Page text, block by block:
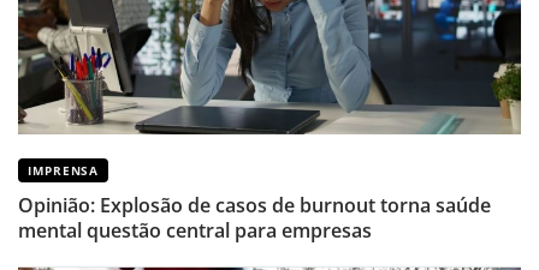
IMPRENSA
Opinião: Explosão de casos de burnout torna saúde
mental questão central para empresas